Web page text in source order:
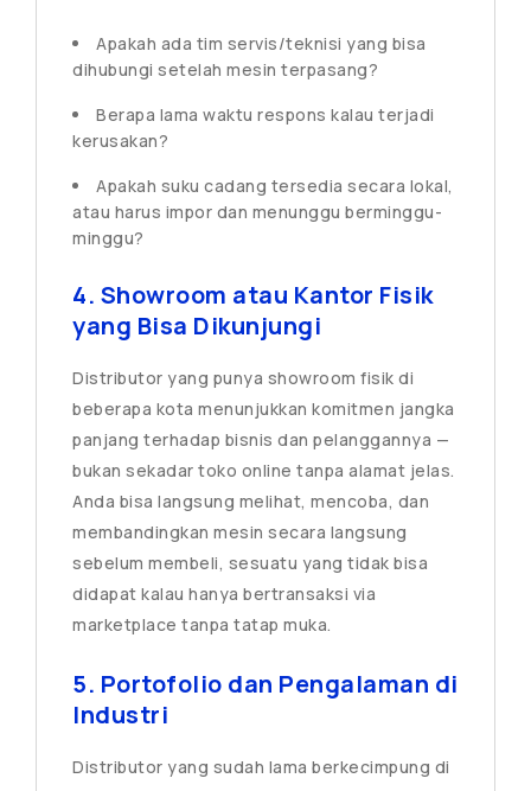
Apakah ada tim servis/teknisi yang bisa
dihubungi setelah mesin terpasang?
Berapa lama waktu respons kalau terjadi
kerusakan?
Apakah suku cadang tersedia secara lokal,
atau harus impor dan menunggu berminggu-
minggu?
4. Showroom atau Kantor Fisik
yang Bisa Dikunjungi
Distributor yang punya showroom fisik di
beberapa kota menunjukkan komitmen jangka
panjang terhadap bisnis dan pelanggannya —
bukan sekadar toko online tanpa alamat jelas.
Anda bisa langsung melihat, mencoba, dan
membandingkan mesin secara langsung
sebelum membeli, sesuatu yang tidak bisa
didapat kalau hanya bertransaksi via
marketplace tanpa tatap muka.
5. Portofolio dan Pengalaman di
Industri
Distributor yang sudah lama berkecimpung di